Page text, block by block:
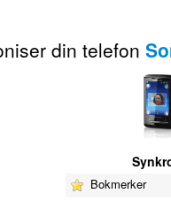
din telefon
Bokmerker